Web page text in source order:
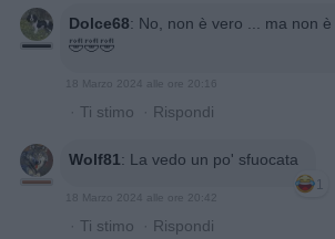
Dolce68: No, non è vero ... ma non
🤣🤣🤣
18 Marzo 2024 alle ore 20:16
· Ti stimo · Rispondi
Wolf81: La vedo un po' sfuocata
1
18 Marzo 2024 alle ore 20:42
· Ti stimo · Rispondi